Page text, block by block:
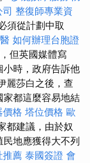
司 整復師專業資
須從計劃中取
如何辦理台胞證
但英國媒體寫
時，政府告訴他
麗莎白之後，查
都這麼容易地結
價格 塔位價格 歐
都建議，由於奴
地應獲得大不列
推薦 泰國簽證 會